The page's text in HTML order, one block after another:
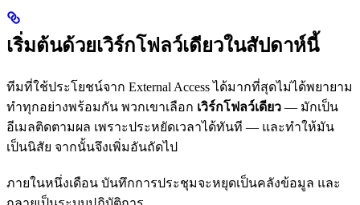
เริ่มต้นด้วยเวิร์กโฟลว์เดียวในสัปดาห์นี้
ทีมที่ใช้ประโยชน์จาก External Access ได้มากที่สุดไม่ได้พยายาม
ทำทุกอย่างพร้อมกัน พวกเขาเลือก เวิร์กโฟลว์เดียว — มักเป็น
อีเมลติดตามผล เพราะประหยัดเวลาได้ทันที — และทำให้มัน
เป็นนิสัย จากนั้นจึงเพิ่มอันถัดไป
ภายในหนึ่งเดือน บันทึกการประชุมจะหยุดเป็นคลังข้อมูล และ